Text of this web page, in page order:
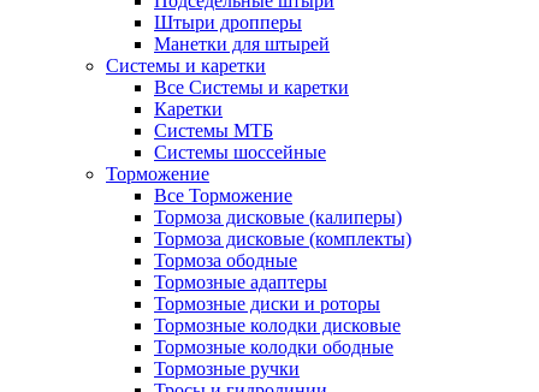
Штыри дропперы
Манетки для штырей
Системы и каретки
Все Системы и каретки
Каретки
Системы МТБ
Системы шоссейные
Торможение
Все Торможение
Тормоза дисковые (калиперы)
Тормоза дисковые (комплекты)
Тормоза ободные
Тормозные адаптеры
Тормозные диски и роторы
Тормозные колодки дисковые
Тормозные колодки ободные
Тормозные ручки